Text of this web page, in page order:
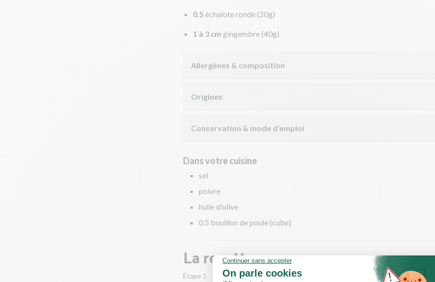
0.5 échalote ronde (20g)
1 à 3 cm gingembre (40g)
Allergènes & composition
Origines
Conservation & mode d'emploi
Dans votre cuisine
sel
poivre
huile d'olive
0.5 bouillon de poule (cube)
La recette
Étape 1